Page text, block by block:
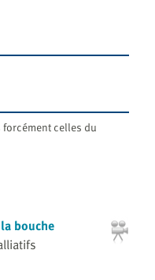
celles du
bouche